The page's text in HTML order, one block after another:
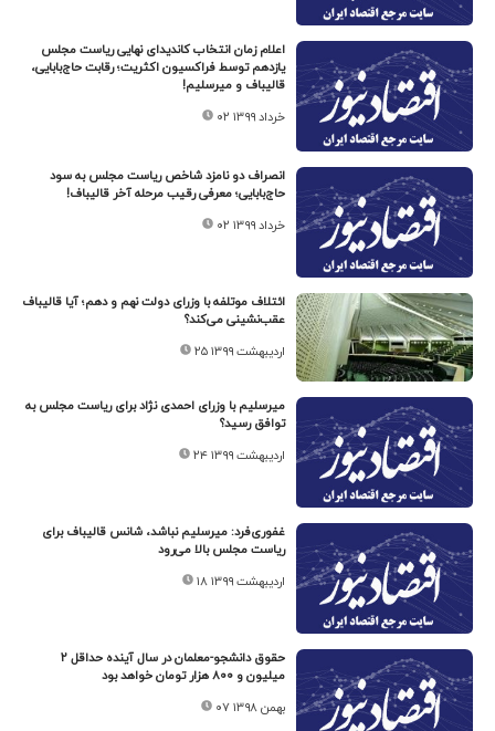
اعلام زمان انتخاب کاندیدای نهایی ریاست مجلس
یازدهم توسط فراکسیون اکثریت؛ رقابت حاج‌بابایی،
قالیباف و میرسلیم!
۰۲ خرداد ۱۳۹۹
انصراف دو نامزد شاخص ریاست مجلس به سود
حاج‌بابایی؛ معرفی رقیب مرحله آخر قالیباف!
۰۲ خرداد ۱۳۹۹
ائتلاف موتلفه با وزرای دولت نهم و دهم؛ آیا قالیباف
عقب‌نشینی می‌کند؟
۲۵ اردیبهشت ۱۳۹۹
میرسلیم با وزرای احمدی نژاد برای ریاست مجلس به
توافق رسید؟
۲۴ اردیبهشت ۱۳۹۹
غفوری‌فرد: میرسلیم نباشد، شانس قالیباف برای
ریاست مجلس بالا می‌رود
۱۸ اردیبهشت ۱۳۹۹
حقوق دانشجو-معلمان در سال آینده حداقل ۲
میلیون و ۸۰۰ هزار تومان خواهد بود
۰۷ بهمن ۱۳۹۸